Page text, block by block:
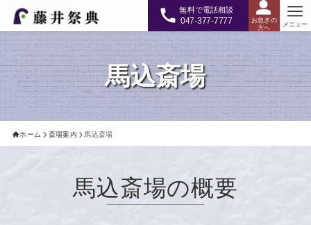
無料で電話相談
047-377-7777 お急ぎの
方へ
メニュー
馬込斎場
ホーム 斎場案内 馬込斎場
馬込斎場の概要